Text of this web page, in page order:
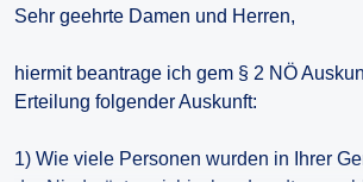
Sehr geehrte Damen und Herren,
hiermit beantrage ich gem § 2 NÖ
Erteilung folgender Auskunft:
1) Wie viele Personen wurden in Ihrer